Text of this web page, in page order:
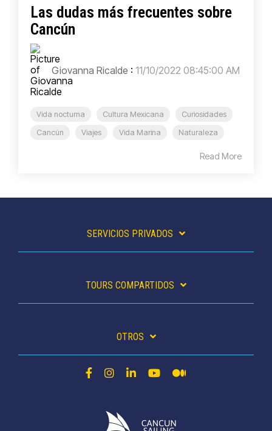
Las dudas más frecuentes sobre
Cancún
Giovanna Ricalde : 11/10/2022 08:45:00 AM
Vida nocturna Cultura Mexicana
Curiosidades
Cancún
Viajes Vida Marina Naturaleza
Read More
SERVICIOS PRIVADOS
TOURS COMPARTIDOS
OTROS